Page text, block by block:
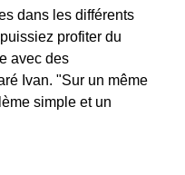
dans les différents
profiter du
avec des
Ivan. "Sur un même
simple et un